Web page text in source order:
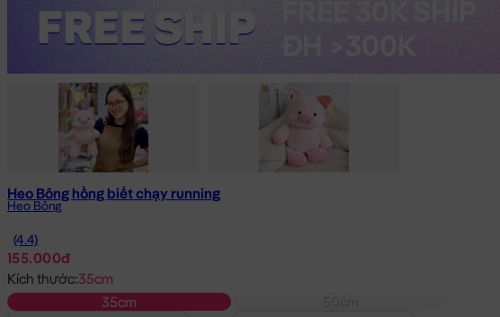
Heo Bông hồng biết chạy running
Heo Bông
(4.4)
155.000đ
Kích thước:35cm
35cm